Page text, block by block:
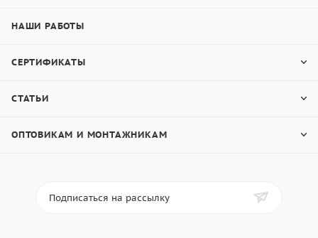
НАШИ РАБОТЫ
СЕРТИФИКАТЫ
СТАТЬИ
ОПТОВИКАМ И МОНТАЖНИКАМ
Подписаться на рассылку